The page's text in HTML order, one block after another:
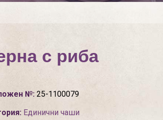
с риба
№: 25-1100079
Единични чаши